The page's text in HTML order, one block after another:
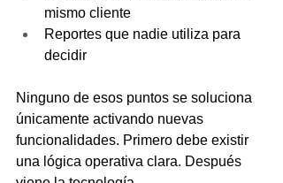
mismo cliente
Reportes que nadie utiliza para
decidir
Ninguno de esos puntos se soluciona
únicamente activando nuevas
funcionalidades. Primero debe existir
una lógica operativa clara. Después